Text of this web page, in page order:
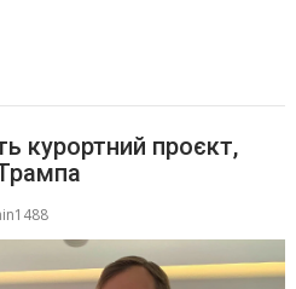
курортний проєкт,